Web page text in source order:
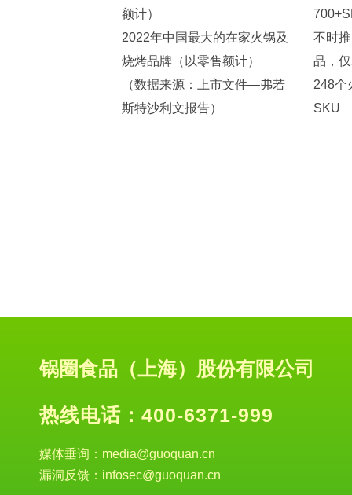
额计）
2022年中国最大的在家火锅及
烧烤品牌（以零售额计）
（数据来源：上市文件—弗若
斯特沙利文报告）
不时
品，
248个
SKU
锅圈食品（上海）股份有限公司
热线电话： 400-6371-999
媒体垂询：media@guoquan.cn
漏洞反馈：infosec@guoquan.cn